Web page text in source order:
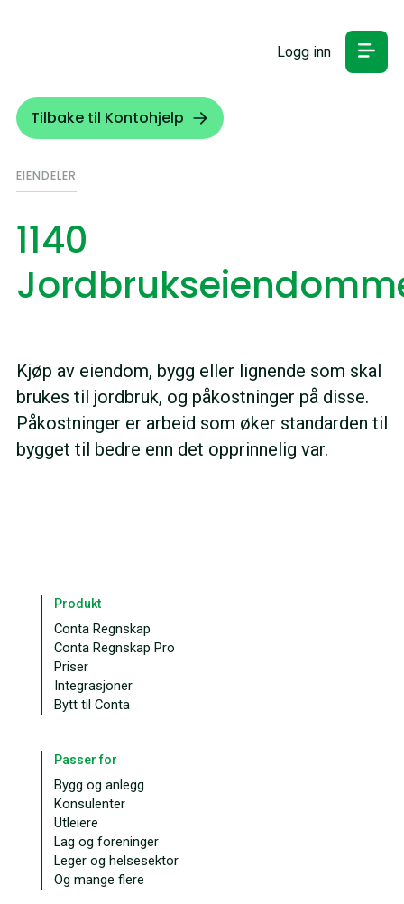
Logg inn
Tilbake til Kontohjelp
EIENDELER
1140
Kjøp av eiendom, bygg eller lignende som skal
brukes til jordbruk, og påkostninger på disse.
Påkostninger er arbeid som øker standarden til
bygget til bedre enn det opprinnelig var.
Produkt
Conta Regnskap
Conta Regnskap Pro
Priser
Integrasjoner
Bytt til Conta
Passer for
Bygg og anlegg
Konsulenter
Utleiere
Lag og foreninger
Leger og helsesektor
Og mange flere